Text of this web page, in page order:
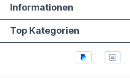
Informationen
Top Kategorien